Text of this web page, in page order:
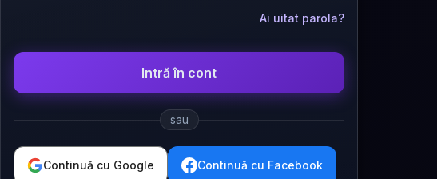
Ai uitat parola?
Intră în cont
sau
Continuă cu Google Continuă cu Facebook